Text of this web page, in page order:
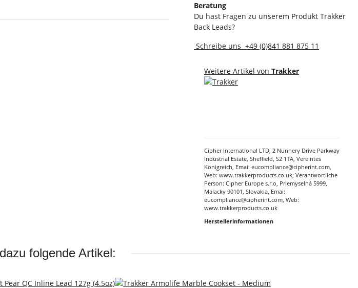
Beratung
Du hast Fragen zu unserem Produkt Trakker
Back Leads?
Schreibe uns +49 (0)841 881 875 11
Weitere Artikel von Trakker
Cipher International LTD, 2 Nunnery Drive Parkway
Industrial Estate, Sheffield, S2 1TA, Vereintes
Königreich, Emai: eucompliance@cipherint.com,
Web: www.trakkerproducts.co.uk; Verantwortliche
Person: Cipher Europe s.r.o, Priemyselná 5999,
Malacky 90101, Slovakia, Emai:
eucompliance@cipherint.com, Web:
www.trakkerproducts.co.uk
Herstellerinformationen
folgende Artikel: